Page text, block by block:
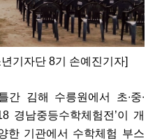
기자단 8기 손예진기자]
간 김해 수릉원에서 초∙중∙
경남중등수학체험전 ’이
개
한 기관에서 수학체험 부스